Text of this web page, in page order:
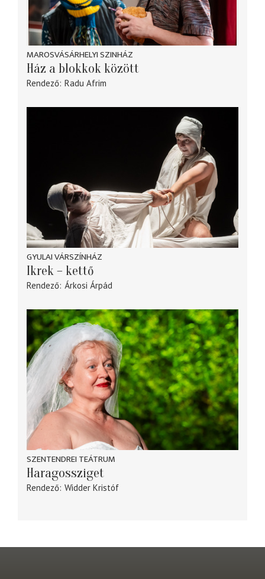
MAROSVÁSÁRHELYI SZINHÁZ
Ház a blokkok között
Rendező Radu Afrim
GYULAI VÁRSZÍNHÁZ
Ikrek – kettő
Rendező Árkosi Árpád
SZENTENDREI TEÁTRUM
Haragossziget
Rendező Widder Kristóf